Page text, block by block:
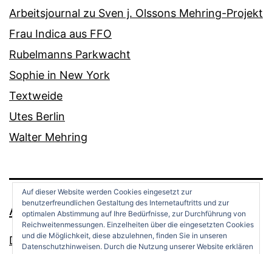
Arbeitsjournal zu Sven j. Olssons Mehring-Projekt
Frau Indica aus FFO
Rubelmanns Parkwacht
Sophie in New York
Textweide
Utes Berlin
Walter Mehring
ANDREAS OPPERMANN
Datenschutz
Auf dieser Website werden Cookies eingesetzt zur
benutzerfreundlichen Gestaltung des Internetauftritts und zur
optimalen Abstimmung auf Ihre Bedürfnisse, zur Durchführung von
Reichweitenmessungen. Einzelheiten über die eingesetzten Cookies
und die Möglichkeit, diese abzulehnen, finden Sie in unseren
Datenschutzhinweisen. Durch die Nutzung unserer Website erklären